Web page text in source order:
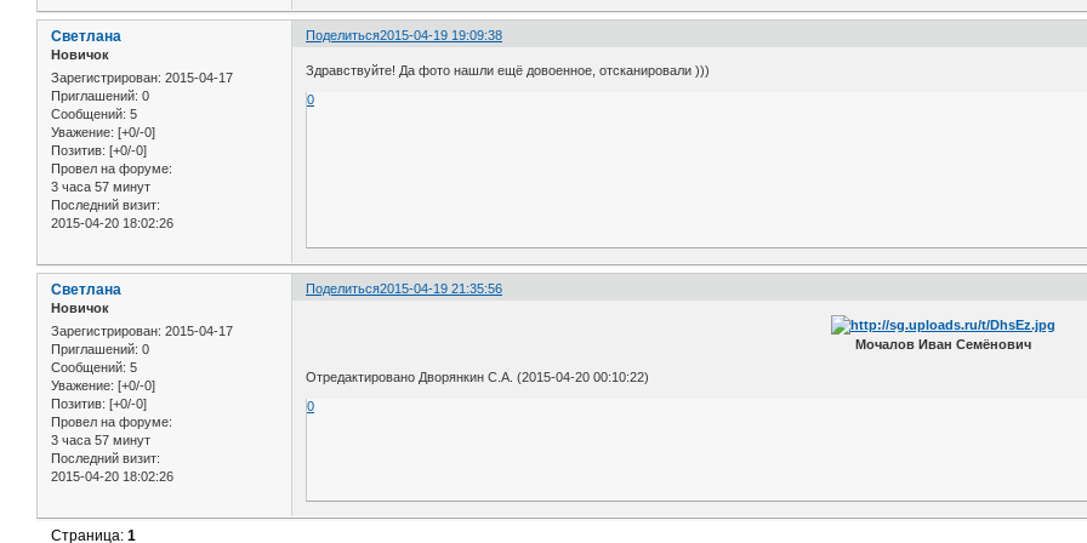
Поделиться2015-04-19 19:09:38
Cветлана
Новичок
Зарегистрирован: 2015-04-17
Приглашений: 0
Сообщений: 5
Уважение: [+0/-0]
Позитив: [+0/-0]
Провел на форуме:
3 часа 57 минут
Последний визит:
2015-04-20 18:02:26
Здравствуйте! Да фото нашли ещё довоенное, отсканировали )))
0
Поделиться2015-04-19 21:35:56
Cветлана
Новичок
Зарегистрирован: 2015-04-17
Приглашений: 0
Сообщений: 5
Уважение: [+0/-0]
Позитив: [+0/-0]
Провел на форуме:
3 часа 57 минут
Последний визит:
2015-04-20 18:02:26
Мочалов Иван Семёнович
Отредактировано Дворянкин С.А. (2015-04-20 00:10:22)
0
Страница:1